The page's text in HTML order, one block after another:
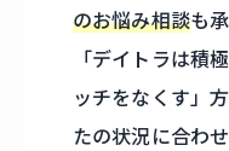
のお悩み相談も
「デイトラは積
ッチをなくす」
たの状況に合わ